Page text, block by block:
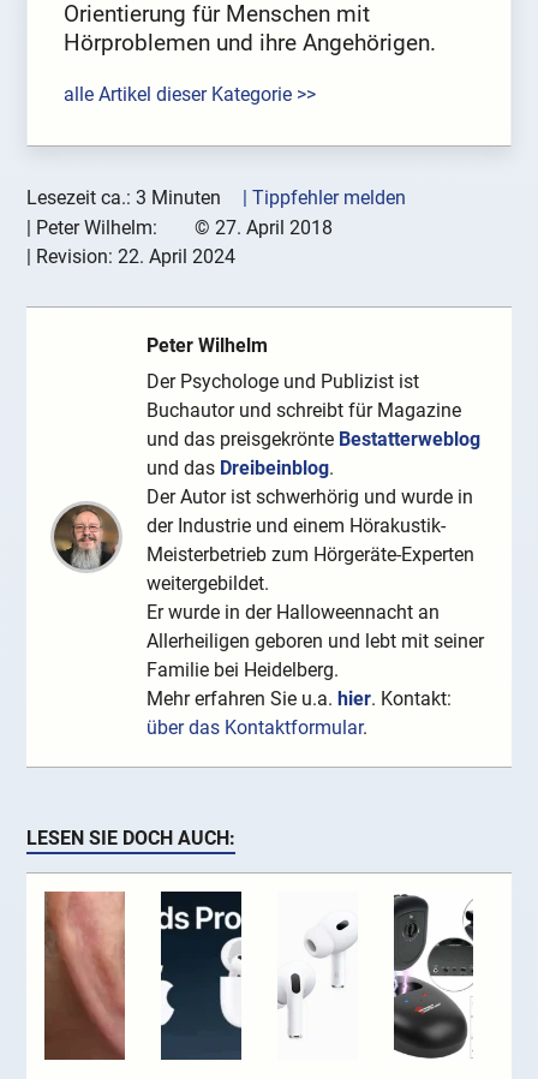
Orientierung für Menschen mit
Hörproblemen und ihre Angehörigen.
alle Artikel dieser Kategorie >>
Lesezeit ca.: 3 Minuten
| Tippfehler melden
| Peter Wilhelm: © 27. April 2018
| Revision:22. April 2024
Peter Wilhelm
Der Psychologe und Publizist ist
Buchautor und schreibt für Magazine
und das preisgekrönte Bestatterweblog
und das Dreibeinblog.
Der Autor ist schwerhörig und wurde in
der Industrie und einem Hörakustik-
Meisterbetrieb zum Hörgeräte-Experten
weitergebildet.
Er wurde in der Halloweennacht an
Allerheiligen geboren und lebt mit seiner
Familie bei Heidelberg.
Mehr erfahren Sie u.a.hier. Kontakt:
über das Kontaktformular.
LESEN SIE DOCH AUCH: